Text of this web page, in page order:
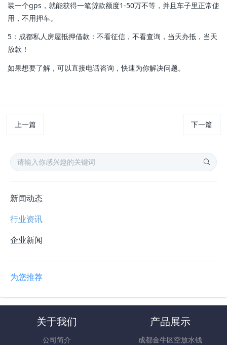
装一个gps，就能获得一笔贷款额度1-50万不等，并且车子里正常使
用，不用押车。
5：成都私人房屋抵押借款：不看征信，不看查询，当天办抵，当天
放款！
如果想要了解，可以直接电话咨询，快速为你解决问题。
上一篇 下一篇
新闻动态
行业资讯
企业新闻
为您推荐
关于我们
公司简介
产品展示
成都金牛区空放水钱